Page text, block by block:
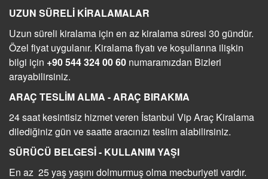
KIRALAMA KOŞULLARI
FILO KIRALAMA
İLETİŞİM
UZUN SÜRELİ KİRALAMALAR
Uzun süreli kiralama için en az kiralama süresi 30 gündür.
Özel fiyat uygulanır. Kiralama fiyatı ve koşullarına ilişkin
bilgi için +90 544 324 00 60 numaramızdan Bizleri
arayabilirsiniz.
ARAÇ TESLİM ALMA - ARAÇ BIRAKMA
24 saat kesintisiz hizmet veren İstanbul Vip Araç Kiralama
dilediğiniz gün ve saatte aracınızı teslim alabilirsiniz.
SÜRÜCÜ BELGESİ - KULLANIM YAŞI
En az 25 yaş yaşını dolmurmuş olma mecburiyeti vardır.